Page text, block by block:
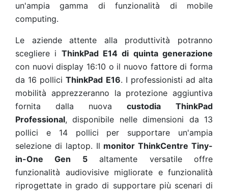
un'ampia gamma di funzionalità di mobile
computing.
Le aziende attente alla produttività potranno
scegliere i ThinkPad E14 di quinta generazione
con nuovi display 16:10 o il nuovo fattore di forma
da 16 polliciThinkPad E16. I professionisti ad alta
mobilità apprezzeranno la protezione aggiuntiva
fornita dalla nuova custodia
ThinkPad
Professional, disponibile nelle dimensioni da 13
pollici e 14 pollici per supportare un'ampia
selezione di laptop. Il monitor ThinkCentre Tiny-
in-One Gen 5altamente versatile offre
funzionalità audiovisive migliorate e funzionalità
riprogettate in grado di supportare più scenari di